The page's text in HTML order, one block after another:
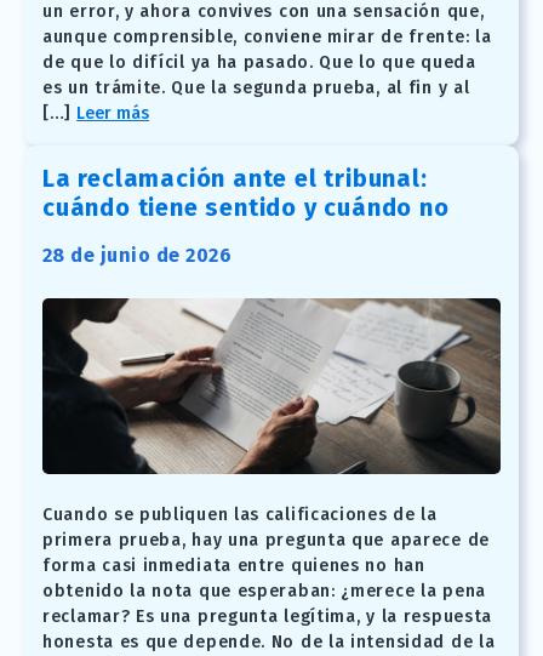
un error, y ahora convives con una sensación que,
aunque comprensible, conviene mirar de frente: la
de que lo difícil ya ha pasado. Que lo que queda
es un trámite. Que la segunda prueba, al fin y al
[…] Leer más
La reclamación ante el tribunal:
cuándo tiene sentido y cuándo no
28 de junio de 2026
Cuando se publiquen las calificaciones de la
primera prueba, hay una pregunta que aparece de
forma casi inmediata entre quienes no han
obtenido la nota que esperaban: ¿merece la pena
reclamar? Es una pregunta legítima, y la respuesta
honesta es que depende. No de la intensidad de la